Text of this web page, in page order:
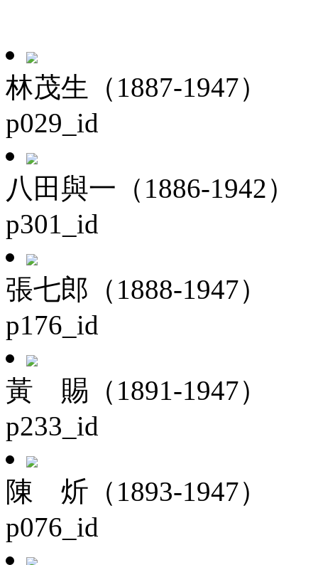
林茂生（1887-1947）
p029_id
八田與一（1886-1942）
p301_id
張七郎（1888-1947）
p176_id
黃 賜（1891-1947）
p233_id
陳 炘（1893-1947）
p076_id